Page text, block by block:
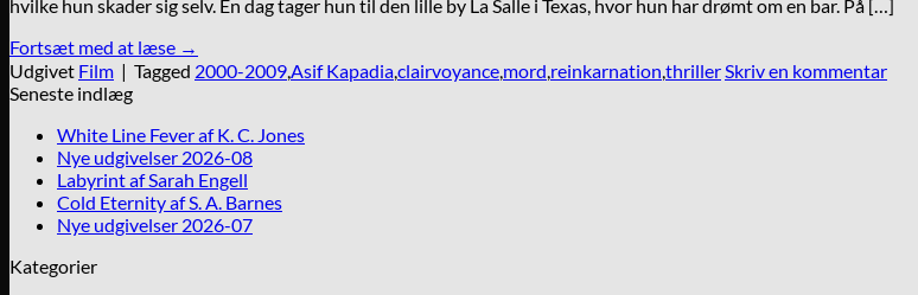
hvilke hun skader sig selv. En dag tager hun til den lille by La Salle i Texas, hvor hun har drømt om en bar. På […]
Fortsæt med at læse →
Udgivet Film | Tagged 2000-2009,Asif Kapadia,clairvoyance,mord,reinkarnation,thrillerSkriv en kommentar
Seneste indlæg
White Line Fever af K. C. Jones
Nye udgivelser 2026-08
Labyrint af Sarah Engell
Cold Eternity af S. A. Barnes
Nye udgivelser 2026-07
Kategorier